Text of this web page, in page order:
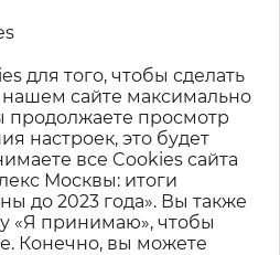
итоги 2010–2017 годов
до 2023 года
настоящегои
для того, чтобы сделать
сайте максимально
просмотр
настроек, это будет
все Cookies сайта
Москвы: итоги
до 2023 года». Вы также
«Я принимаю», чтобы
Конечно, вы можете